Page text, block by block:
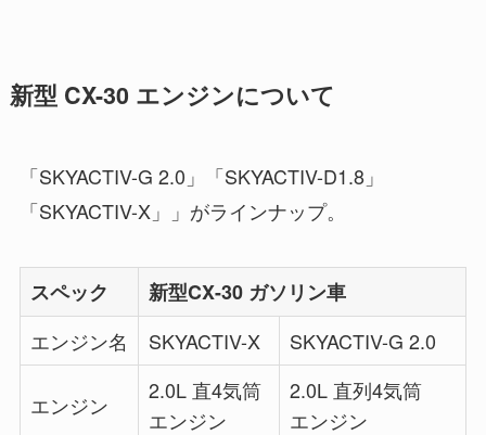
新型 CX-30 エンジンについて
「SKYACTIV-G 2.0」「SKYACTIV-D1.8」
「SKYACTIV-X」」がラインナップ。
スペック
新型CX-30 ガソリン車
エンジン名
SKYACTIV-X SKYACTIV-G 2.0
エンジン
2.0L 直4気筒
エンジン
2.0L 直列4気筒
エンジン